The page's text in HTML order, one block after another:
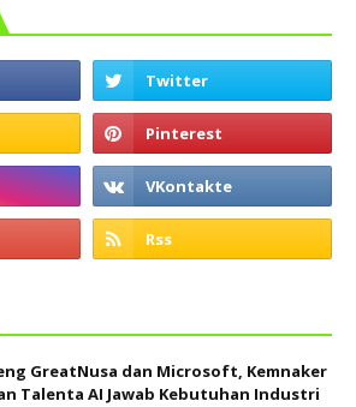
GreatNusa dan Microsoft, Kemnaker
Talenta AI Jawab Kebutuhan Industri